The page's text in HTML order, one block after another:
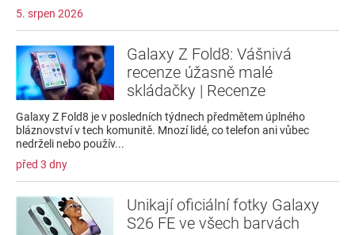
5. srpen 2026
Galaxy Z Fold8: Vášnivá
recenze úžasně malé
skládačky | Recenze
Galaxy Z Fold8 je v posledních týdnech předmětem úplného
bláznovství v tech komunitě. Mnozí lidé, co telefon ani vůbec
nedrželi nebo použív...
před 3 dny
Unikají oficiální fotky Galaxy
S26 FE ve všech barvách